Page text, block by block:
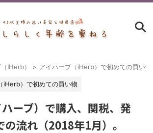
IHerb） > アイハーブ（iHerb）で初めての買い物
iHerb）で初めての買い物
ーブ）で購入、関税、発
流れ（2018年1月）。